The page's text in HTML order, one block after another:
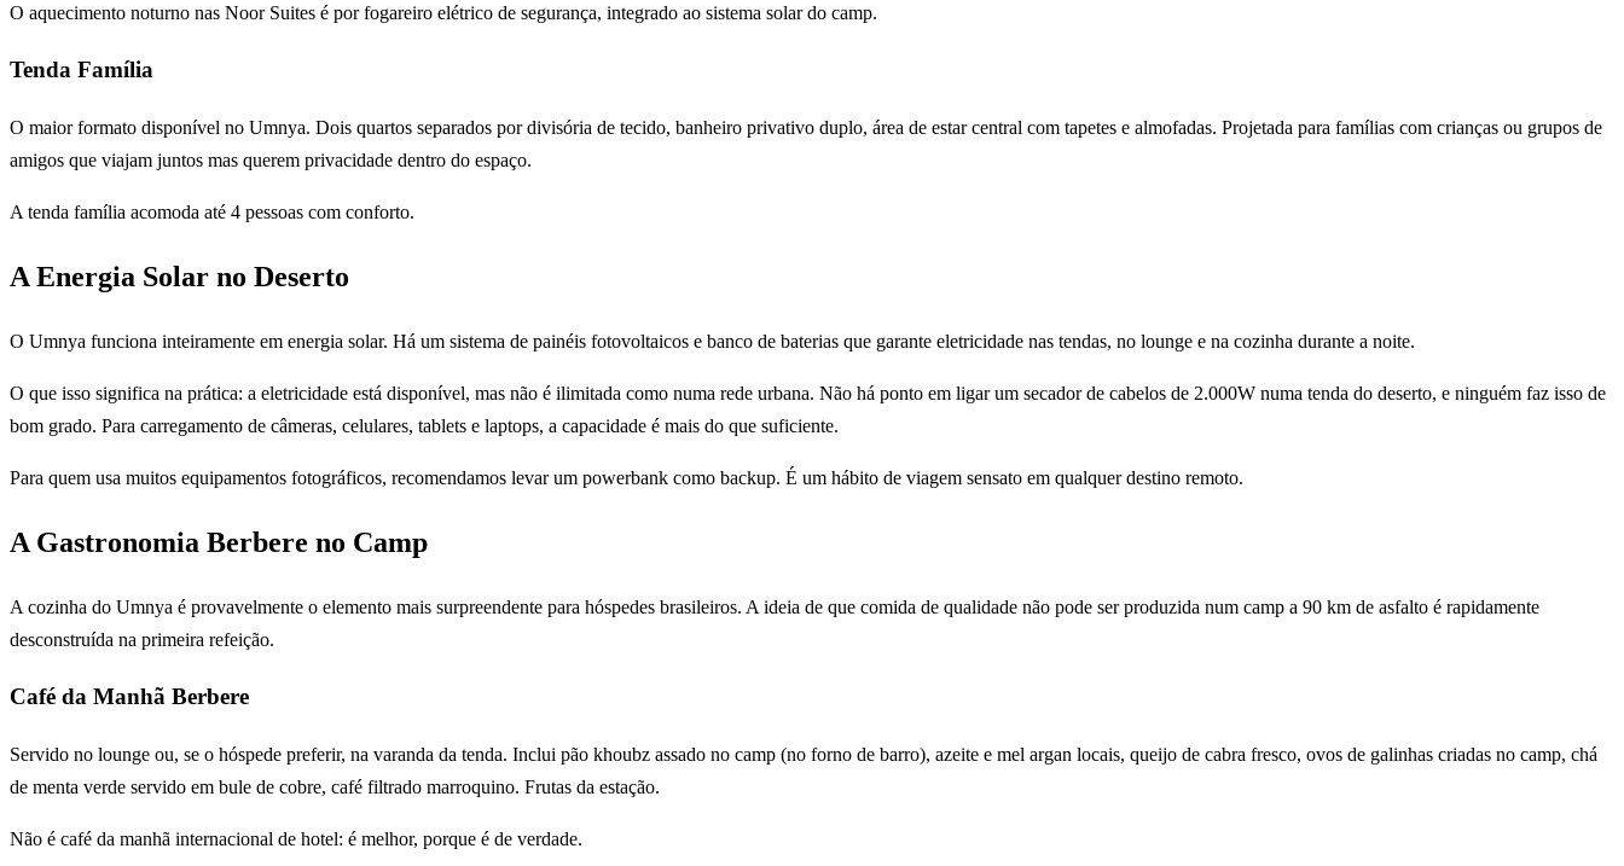
O aquecimento noturno nas Noor Suites é por fogareiro elétrico de segurança, integrado ao sistema solar do camp.
Tenda Família
O maior formato disponível no Umnya. Dois quartos separados por divisória de tecido, banheiro privativo duplo, área de estar central com tapetes e almofadas. Projetada para famílias com crianças ou grupos de
amigos que viajam juntos mas querem privacidade dentro do espaço.
A tenda família acomoda até 4 pessoas com conforto.
A Energia Solar no Deserto
O Umnya funciona inteiramente em energia solar. Há um sistema de painéis fotovoltaicos e banco de baterias que garante eletricidade nas tendas, no lounge e na cozinha durante a noite.
O que isso significa na prática: a eletricidade está disponível, mas não é ilimitada como numa rede urbana. Não há ponto em ligar um secador de cabelos de 2.000W numa tenda do deserto, e ninguém faz isso de
bom grado. Para carregamento de câmeras, celulares, tablets e laptops, a capacidade é mais do que suficiente.
Para quem usa muitos equipamentos fotográficos, recomendamos levar um powerbank como backup. É um hábito de viagem sensato em qualquer destino remoto.
A Gastronomia Berbere no Camp
A cozinha do Umnya é provavelmente o elemento mais surpreendente para hóspedes brasileiros. A ideia de que comida de qualidade não pode ser produzida num camp a 90 km de asfalto é rapidamente
desconstruída na primeira refeição.
Café da Manhã Berbere
Servido no lounge ou, se o hóspede preferir, na varanda da tenda. Inclui pão khoubz assado no camp (no forno de barro), azeite e mel argan locais, queijo de cabra fresco, ovos de galinhas criadas no camp, chá
de menta verde servido em bule de cobre, café filtrado marroquino. Frutas da estação.
Não é café da manhã internacional de hotel: é melhor, porque é de verdade.